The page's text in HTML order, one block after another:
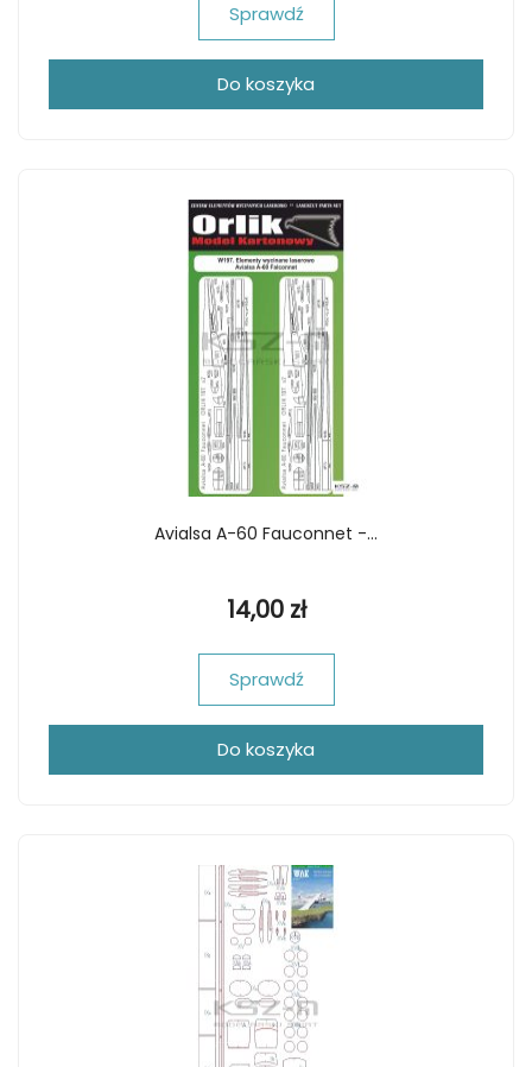
Sprawdź
Do koszyka
Avialsa A-60 Fauconnet -...
14,00 zł
Sprawdź
Do koszyka